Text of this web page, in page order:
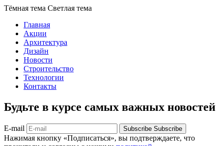
Тёмная тема Светлая тема
Главная
Акции
Архитектура
Дизайн
Новости
Строительство
Технологии
Контакты
Будьте в курсе самых важных новостей
E-mail Subscribe Subscribe
Нажимая кнопку «Подписаться», вы подтверждаете, что